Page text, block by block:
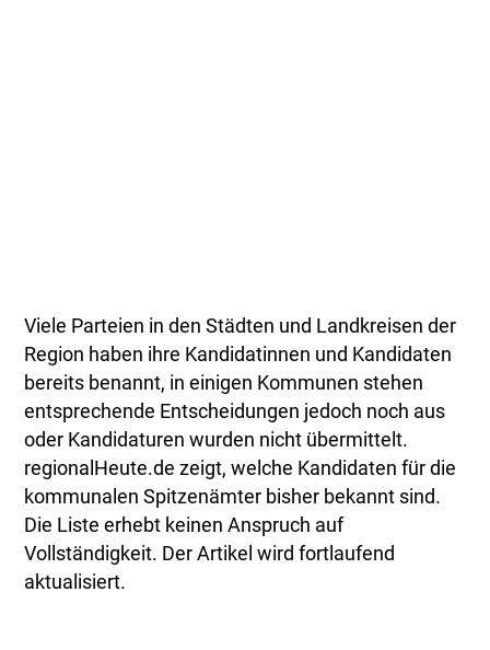
Viele Parteien in den Städten und Landkreisen der
Region haben ihre Kandidatinnen und Kandidaten
bereits benannt, in einigen Kommunen stehen
entsprechende Entscheidungen jedoch noch aus
oder Kandidaturen wurden nicht übermittelt.
regionalHeute.de zeigt, welche Kandidaten für die
kommunalen Spitzenämter bisher bekannt sind.
Die Liste erhebt keinen Anspruch auf
Vollständigkeit. Der Artikel wird fortlaufend
aktualisiert.